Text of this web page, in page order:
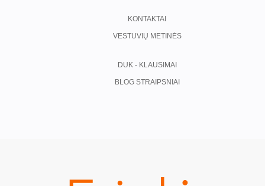
KONTAKTAI
VESTUVIŲ METINĖS
DUK - KLAUSIMAI
BLOG STRAIPSNIAI